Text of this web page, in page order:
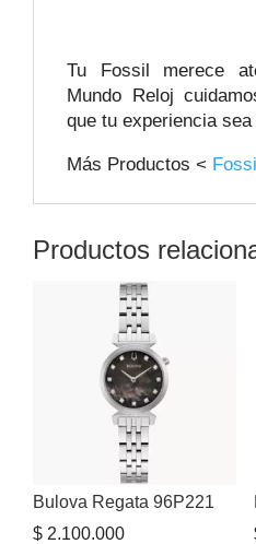
Tu Fossil merece
Mundo Reloj
que tu experiencia
Más Productos < Fossil
Productos
Bulova Regata 96P221
$ 2.100.000